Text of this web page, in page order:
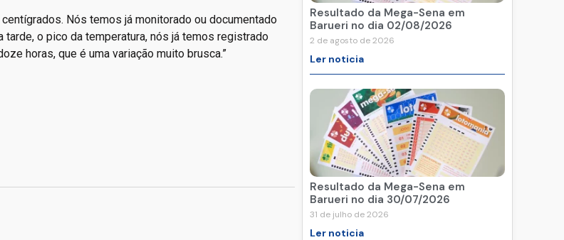
Nós temos já monitorado ou documentado
o pico da temperatura, nós já temos registrado
horas, que é uma variação muito brusca.”
Resultado da Mega-Sena em
Barueri no dia 02/08/2026
2 de agosto de 2026
Ler noticia
Resultado da Mega-Sena em
Barueri no dia 30/07/2026
31 de julho de 2026
Ler noticia